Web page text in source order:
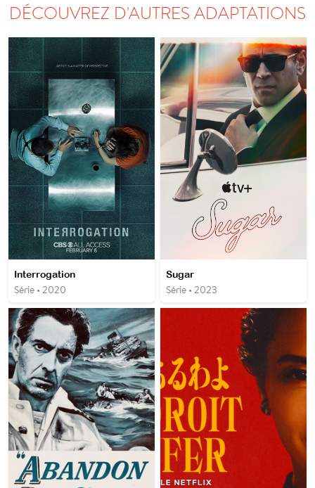
DÉCOUVREZ D'AUTRES ADAPTATIONS
Interrogation
Série • 2020
Sugar
Série • 2023